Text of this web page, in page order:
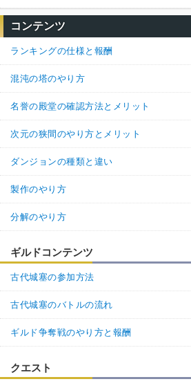
コンテンツ
ランキングの仕様と報酬
混沌の塔のやり方
名誉の殿堂の確認方法とメリット
次元の狭間のやり方とメリット
ダンジョンの種類と違い
製作のやり方
分解のやり方
ギルドコンテンツ
古代城塞の参加方法
古代城塞のバトルの流れ
ギルド争奪戦のやり方と報酬
クエスト